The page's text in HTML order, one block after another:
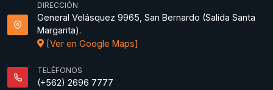
DIRECCIÓN
General Velásquez 9965, San Bernardo (Salida Santa
Margarita).
[Ver en Google Maps]
TELÉFONOS
(+562) 2696 7777